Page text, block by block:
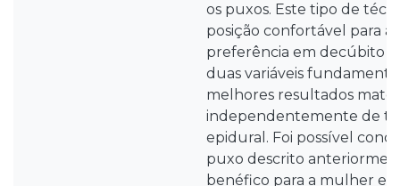
os puxos. Este tipo de
posição confortável para
preferência em decúbito
duas variáveis
melhores resultados
independentemente de
epidural. Foi possível
puxo descrito
benéfico para a mulher e